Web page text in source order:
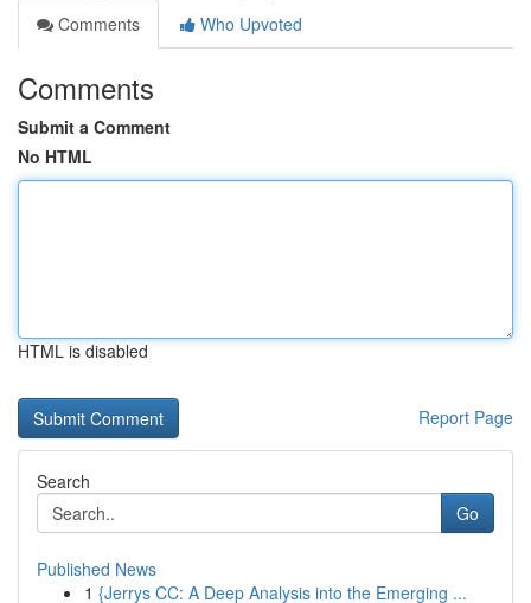
Comments
Who Upvoted
Comments
Submit a Comment
No HTML
HTML is disabled
Report Page
Search
Go
Published News
1 {Jerrys CC: A Deep Analysis into the Emerging ...